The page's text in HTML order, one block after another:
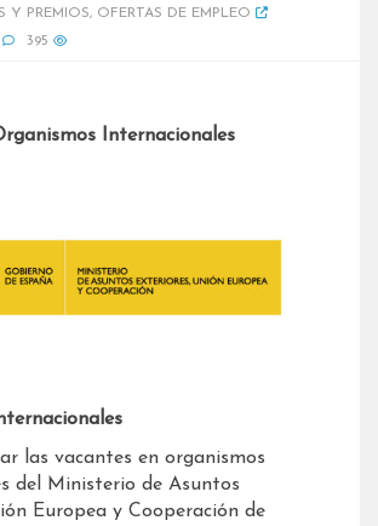
Y PREMIOS, OFERTAS DE EMPLEO
395
Internacionales
las vacantes en organismos
del Ministerio de Asuntos
Europea y Cooperación de